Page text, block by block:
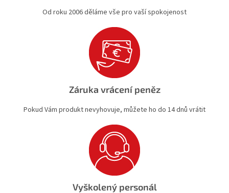
Od roku 2006 děláme vše pro vaší spokojenost
Záruka vrácení peněz
Pokud Vám produkt nevyhovuje, můžete ho do 14 dnů vrátit
Vyškolený personál